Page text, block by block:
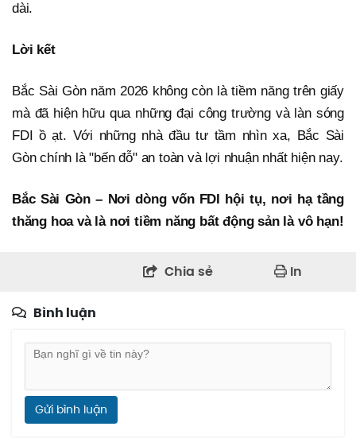
dài.
Lời kết
Bắc Sài Gòn năm 2026 không còn là tiềm năng trên giấy
mà đã hiện hữu qua những đại công trường và làn sóng
FDI ồ ạt. Với những nhà đầu tư tầm nhìn xa, Bắc Sài
Gòn chính là "bến đỗ" an toàn và lợi nhuận nhất hiện nay.
Bắc Sài Gòn – Nơi dòng vốn FDI hội tụ, nơi hạ tầng
thăng hoa và là nơi tiềm năng bất động sản là vô hạn!
Chia sẻ In
Bình luận
Gửi bình luận